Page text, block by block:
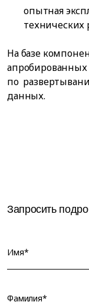
опытная
На базе
апробированных
по
данных.
Запросить
Имя*
Фамилия*